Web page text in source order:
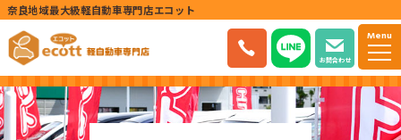
奈良地域最大級軽自動車専門店エコット
お問合わせ
Menu